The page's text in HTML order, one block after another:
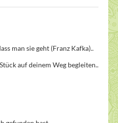
man sie geht (Franz Kafka)..
auf deinem Weg begleiten..